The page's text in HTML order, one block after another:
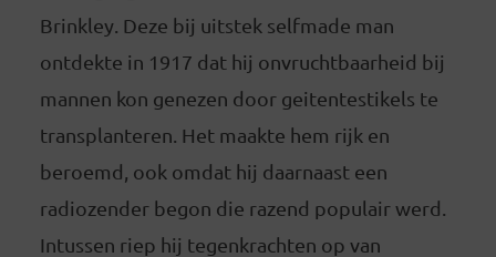
Brinkley. Deze bij uitstek selfmade man
ontdekte in 1917 dat hij onvruchtbaarheid bij
mannen kon genezen door geitentestikels te
transplanteren. Het maakte hem rijk en
beroemd, ook omdat hij daarnaast een
radiozender begon die razend populair werd.
Intussen riep hij tegenkrachten op van